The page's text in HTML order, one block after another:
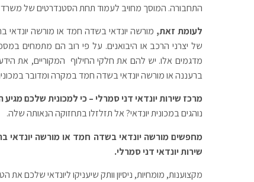
התחבורה. המוסך מחויב לעמוד תחת הסטנדרטים של משרד
לעומת זאת, מורשה יונדאי בשדה חמד או מורשה
של יצרני הרכב או היבואנים. על פי רוב הם מתמחים
מדגמים אלו. יש להם את חלקי החילוף המקוריים, את הידע
ברעננה או מורשה יונדאי בשדה חמד במקרה ומדובר במכונית
מרכז שירות יונדאי דני סמרלי – כי למכונית שלכם מגיע
נוהגים במכונית יונדאי? אל תזלזלו בתחזוקה הנאותה שלה.
מחפשים מורשה יונדאי בשדה חמד או מורשה יונדאי
שירות יונדאי דני סמרלי.
מקצוענות, מומחיות, ניסיון וותק שיעניקו ליונדאי שלכם את